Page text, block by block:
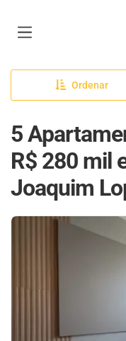
Ordenar
5
R$ 280 mil
Joaquim